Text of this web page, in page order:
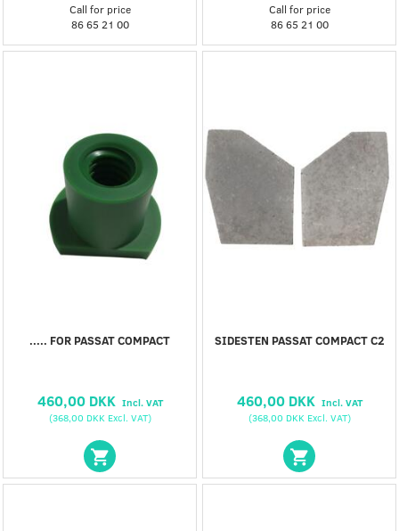
Call for price
86 65 21 00
Call for price
86 65 21 00
..... FOR PASSAT COMPACT
460,00 DKK Incl. VAT
(368,00 DKK Excl. VAT)
SIDESTEN PASSAT COMPACT C2
460,00 DKK Incl. VAT
(368,00 DKK Excl. VAT)